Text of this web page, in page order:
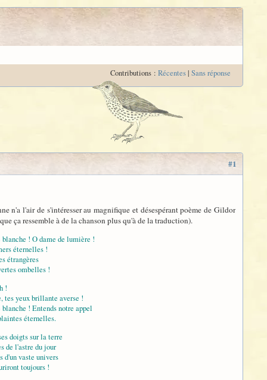
Contributions : Récentes| Sans réponse
#1
n'a l'air de s'intéresser au magnifique et désespérant poème de Gildor
ça ressemble à de la chanson plus qu'à de la traduction).
! O dame de lumière !
éternelles !
étrangères
ombelles !
!
tes yeux brillante averse !
! Entends notre appel
éternelles.
doigts sur la terre
de l'astre du jour
d'un vaste univers
toujours !